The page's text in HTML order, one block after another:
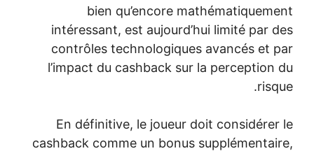
bien qu’encore
intéressant, est aujourd’hui
contrôles technologiques
l’impact du cashback sur la
En définitive, le joueur doit
cashback comme un bonus